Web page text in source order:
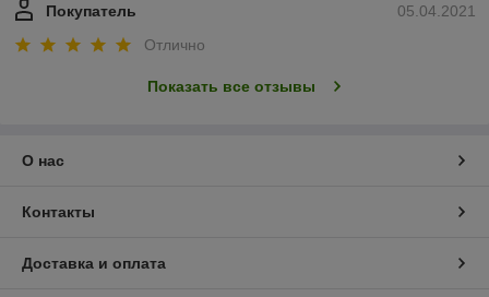
05.04.2021
Покупатель
Отлично
Показать все отзывы
О нас
Контакты
Доставка и оплата